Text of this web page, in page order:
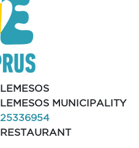
LEMESOS
LEMESOS MUNICIPALITY
25336954
RESTAURANT